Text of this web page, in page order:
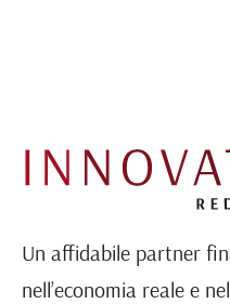
Un affidabile partner
nell’economia reale e